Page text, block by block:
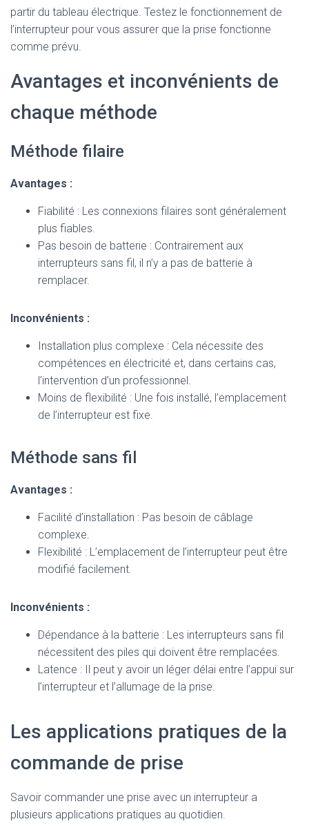
partir du tableau électrique. Testez le fonctionnement de
l’interrupteur pour vous assurer que la prise fonctionne
comme prévu.
Avantages et inconvénients de
chaque méthode
Méthode filaire
Avantages :
Fiabilité : Les connexions filaires sont généralement
plus fiables.
Pas besoin de batterie : Contrairement aux
interrupteurs sans fil, il n’y a pas de batterie à
remplacer.
Inconvénients :
Installation plus complexe : Cela nécessite des
compétences en électricité et, dans certains cas,
l’intervention d’un professionnel.
Moins de flexibilité : Une fois installé, l’emplacement
de l’interrupteur est fixe.
Méthode sans fil
Avantages :
Facilité d’installation : Pas besoin de câblage
complexe.
Flexibilité : L’emplacement de l’interrupteur peut être
modifié facilement.
Inconvénients :
Dépendance à la batterie : Les interrupteurs sans fil
nécessitent des piles qui doivent être remplacées.
Latence : Il peut y avoir un léger délai entre l’appui sur
l’interrupteur et l’allumage de la prise.
Les applications pratiques de la
commande de prise
Savoir commander une prise avec un interrupteur a
plusieurs applications pratiques au quotidien.